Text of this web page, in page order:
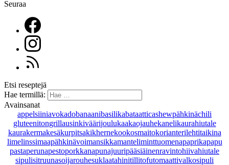
Seuraa
Etsi reseptejä
Hae termillä:
Avainsanat
appelsiiniavokadobanaanibasilikabataatticashewpähkinächili
gluteenitongrillausinkiväärijoulukaakaojauhekanelikaurahiutale
kaurakermakesäkurpitsakikhernekookosmaitokorianterilehtitaikina
limelinssimaapähkinävoimansikkamanteliminttuomenapaprikapapu
pastaperunapestoporkkanapunajuuripääsiäinenravintohiivahiutale
sipulisitruunasoijarouhesuklaatahinitillitofutomaattivalkosipuli